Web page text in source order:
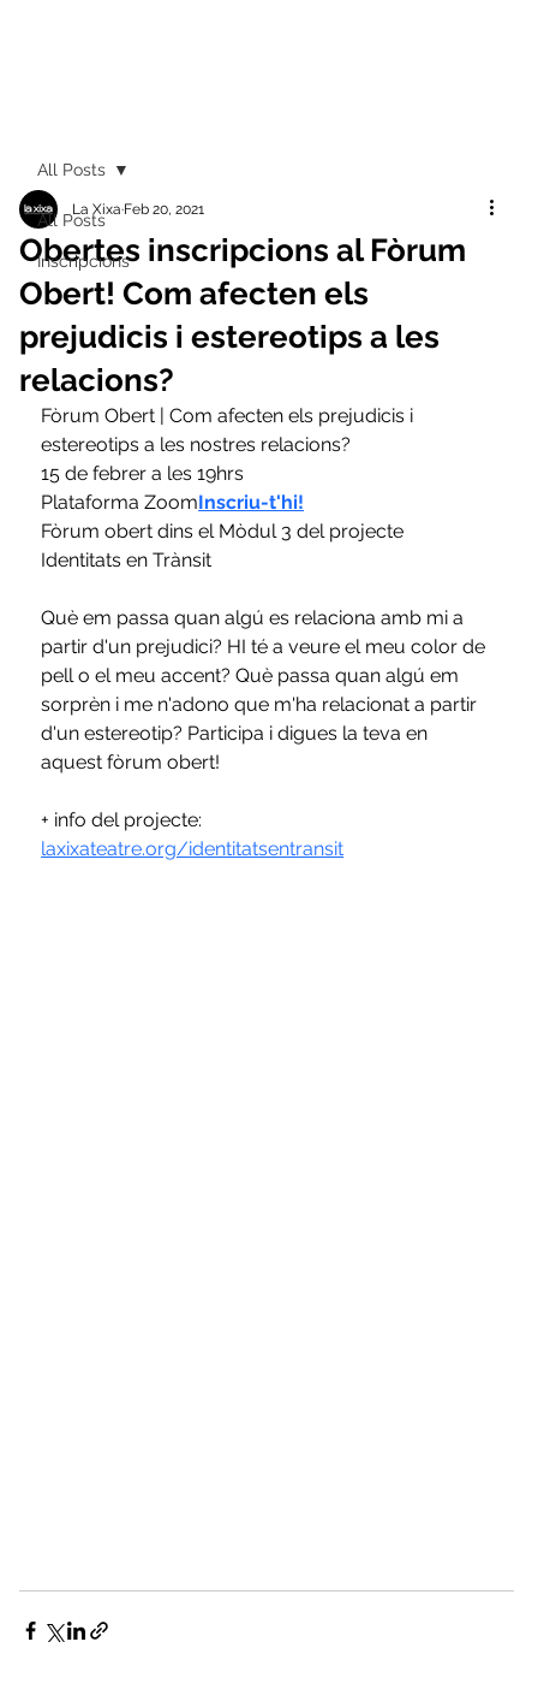
All Posts
Inscripcions
All Posts
Obertes inscripcions al Fòrum
Obert! Com afecten els
prejudicis i estereotips a les
relacions?
La Xixa Feb 20, 2021
Fòrum Obert | Com afecten els prejudicis i
estereotips a les nostres relacions?
15 de febrer a les 19hrs
Plataforma ZoomInscriu-t'hi!
Fòrum obert dins el Mòdul 3 del projecte
Identitats en Trànsit
Què em passa quan algú es relaciona amb mi a
partir d'un prejudici? HI té a veure el meu color de
pell o el meu accent? Què passa quan algú em
sorprèn i me n'adono que m'ha relacionat a partir
d'un estereotip? Participa i digues la teva en
aquest fòrum obert!
+ info del projecte:
laxixateatre.org/identitatsentransit